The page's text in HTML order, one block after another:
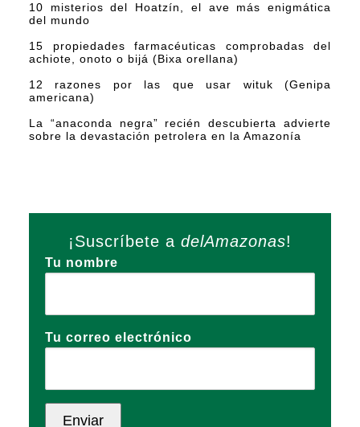
10 misterios del Hoatzín, el ave más enigmática
del mundo
15 propiedades farmacéuticas comprobadas del
achiote, onoto o bijá (Bixa orellana)
12 razones por las que usar wituk (Genipa
americana)
La “anaconda negra” recién descubierta advierte
sobre la devastación petrolera en la Amazonía
¡Suscríbete a delAmazonas!
Tu nombre
Tu correo electrónico